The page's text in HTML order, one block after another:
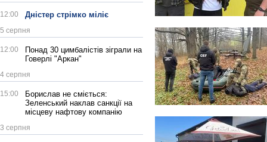
12:00 Дністер стрімко міліє
5 серпня
12:00
Понад 30 цимбалістів зіграли на
Говерлі "Аркан"
4 серпня
15:00
Борислав не сміється:
Зеленський наклав санкції на
місцеву нафтову компанію
3 серпня